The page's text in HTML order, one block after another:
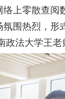
上零散查
围热烈，
法大学王老